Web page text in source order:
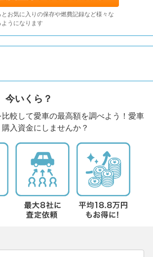
とお気に入りの保存や燃費記録など様々な
うになります
今いくら？
較して愛車の最高額を調べよう！愛車
入資金にしませんか？